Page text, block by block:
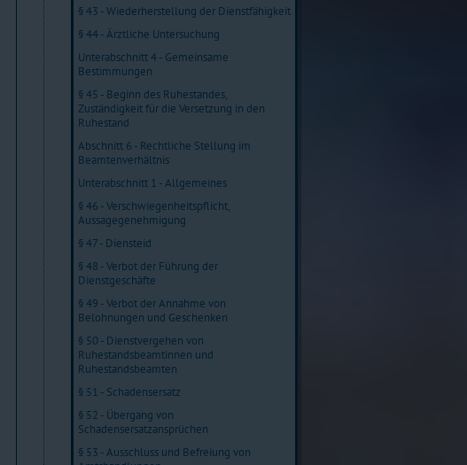
§ 43 - Wiederherstellung der Dienstfähigkeit
§ 44 - Ärztliche Untersuchung
Unterabschnitt 4 - Gemeinsame
Bestimmungen
§ 45 - Beginn des Ruhestandes,
Zuständigkeit für die Versetzung in den
Ruhestand
Abschnitt 6 - Rechtliche Stellung im
Beamtenverhältnis
Unterabschnitt 1 - Allgemeines
§ 46 - Verschwiegenheitspflicht,
Aussagegenehmigung
§ 47 - Diensteid
§ 48 - Verbot der Führung der
Dienstgeschäfte
§ 49 - Verbot der Annahme von
Belohnungen und Geschenken
§ 50 - Dienstvergehen von
Ruhestandsbeamtinnen und
Ruhestandsbeamten
§ 51 - Schadensersatz
§ 52 - Übergang von
Schadensersatzansprüchen
§ 53 - Ausschluss und Befreiung von